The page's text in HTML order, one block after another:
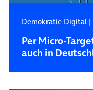
Demokratie Digital|
Per Micro-
auch in